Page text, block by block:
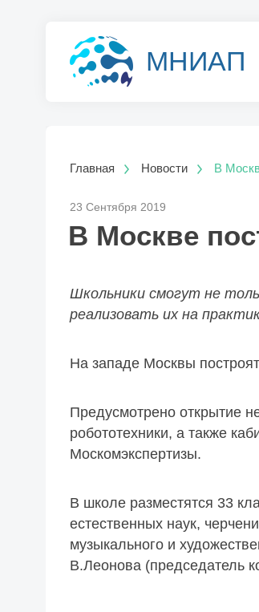
МНИАП
Главная Новости В
23 Сентября 2019
В Москве
Школьники смогут не
реализовать их на
На западе Москвы
Предусмотрено открытие
робототехники, а также
Москомэкспертизы.
В школе разместятся 33
естественных наук,
музыкального и
В.Леонова (председатель